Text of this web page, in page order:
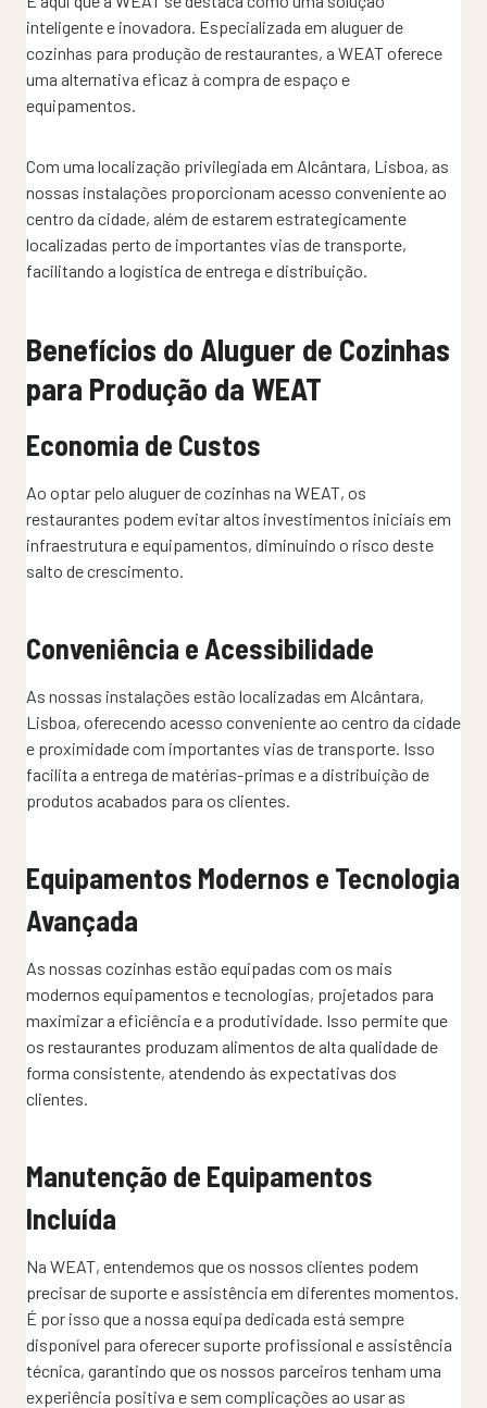
inteligente e inovadora. Especializada em aluguer de
cozinhas para produção de restaurantes, a WEAT oferece
uma alternativa eficaz à compra de espaço e
equipamentos.
Com uma localização privilegiada em Alcântara, Lisboa, as
nossas instalações proporcionam acesso conveniente ao
centro da cidade, além de estarem estrategicamente
localizadas perto de importantes vias de transporte,
facilitando a logística de entrega e distribuição.
Benefícios do Aluguer de Cozinhas
para Produção da WEAT
Economia de Custos
Ao optar pelo aluguer de cozinhas na WEAT, os
restaurantes podem evitar altos investimentos iniciais em
infraestrutura e equipamentos, diminuindo o risco deste
salto de crescimento.
Conveniência e Acessibilidade
As nossas instalações estão localizadas em Alcântara,
Lisboa, oferecendo acesso conveniente ao centro da cidade
e proximidade com importantes vias de transporte. Isso
facilita a entrega de matérias-primas e a distribuição de
produtos acabados para os clientes.
Equipamentos Modernos e Tecnologia
Avançada
As nossas cozinhas estão equipadas com os mais
modernos equipamentos e tecnologias, projetados para
maximizar a eficiência e a produtividade. Isso permite que
os restaurantes produzam alimentos de alta qualidade de
forma consistente, atendendo às expectativas dos
clientes.
Manutenção de Equipamentos
Incluída
Na WEAT, entendemos que os nossos clientes podem
precisar de suporte e assistência em diferentes momentos.
É por isso que a nossa equipa dedicada está sempre
disponível para oferecer suporte profissional e assistência
técnica, garantindo que os nossos parceiros tenham uma
experiência positiva e sem complicações ao usar as